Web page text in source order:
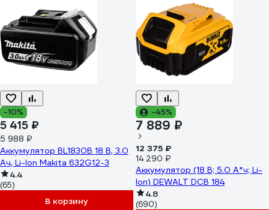
-10%
5 415 ₽
5 988 ₽
Аккумулятор BL1830B 18 В, 3.0
Ач, Li-Ion Makita 632G12-3
4.4
(65)
В корзину
-45%
7 889 ₽
12 375 ₽
14 290 ₽
Аккумулятор (18 В; 5.0 А*ч; Li-
Ion) DEWALT DCB 184
4.8
(690)